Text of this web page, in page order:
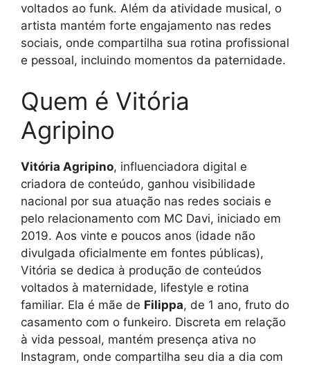
voltados ao funk. Além da atividade musical, o
artista mantém forte engajamento nas redes
sociais, onde compartilha sua rotina profissional
e pessoal, incluindo momentos da paternidade.
Quem é Vitória
Agripino
Vitória Agripino, influenciadora digital e
criadora de conteúdo, ganhou visibilidade
nacional por sua atuação nas redes sociais e
pelo relacionamento com MC Davi, iniciado em
2019. Aos vinte e poucos anos (idade não
divulgada oficialmente em fontes públicas),
Vitória se dedica à produção de conteúdos
voltados à maternidade, lifestyle e rotina
familiar. Ela é mãe de Filippa, de 1 ano, fruto do
casamento com o funkeiro. Discreta em relação
à vida pessoal, mantém presença ativa no
Instagram, onde compartilha seu dia a dia com